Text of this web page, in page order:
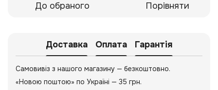
До обраного Порівняти
Доставка Оплата Гарантія
Самовивіз з нашого магазину — безкоштовно.
«Новою поштою» по Україні — 35 грн.